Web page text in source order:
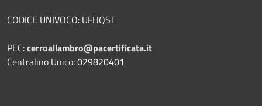
CODICE UNIVOCO: UFHQST
PEC:cerroallambro@pacertificata.it
Centralino Unico: 029820401